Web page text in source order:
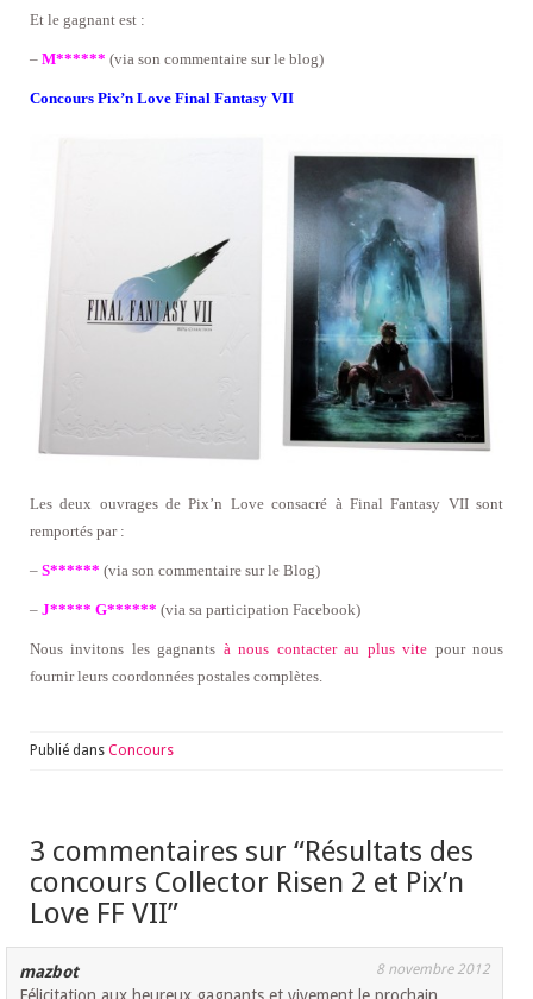
Et le gagnant est :
– M****** (via son commentaire sur le blog)
Concours Pix’n Love Final Fantasy VII
Les deux ouvrages de Pix’n Love consacré à Final Fantasy VII sont
remportés par :
– S****** (via son commentaire sur le Blog)
– J***** G****** (via sa participation Facebook)
Nous invitons les gagnants à nous contacter au plus vite pour nous
fournir leurs coordonnées postales complètes.
Publié dans Concours
3 commentaires sur “Résultats des
concours Collector Risen 2 et Pix’n
Love FF VII”
mazbot 8 novembre 2012
Félicitation aux heureux gagnants et vivement le prochain